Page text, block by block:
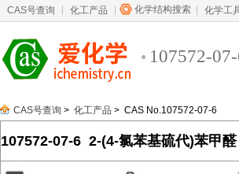
CAS号查询 化工产品 化学结构搜索 化学工
107572-
CAS号查询 > 化工产品 > CAS No.107572-07-6
107572-07-6 2-(4-氯苯基硫代)苯甲醛